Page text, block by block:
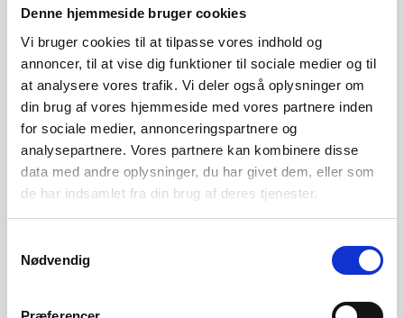
Denne hjemmeside bruger cookies
Vi bruger cookies til at tilpasse vores indhold og
annoncer, til at vise dig funktioner til sociale medier og til
at analysere vores trafik. Vi deler også oplysninger om
din brug af vores hjemmeside med vores partnere inden
for sociale medier, annonceringspartnere og
analysepartnere. Vores partnere kan kombinere disse
data med andre oplysninger, du har givet dem, eller som
de har indsamlet fra din brug af deres tjenester.
Nødvendig